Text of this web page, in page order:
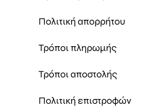
Πολιτική απορρήτου
Τρόποι πληρωμής
Τρόποι αποστολής
Πολιτική επιστροφών